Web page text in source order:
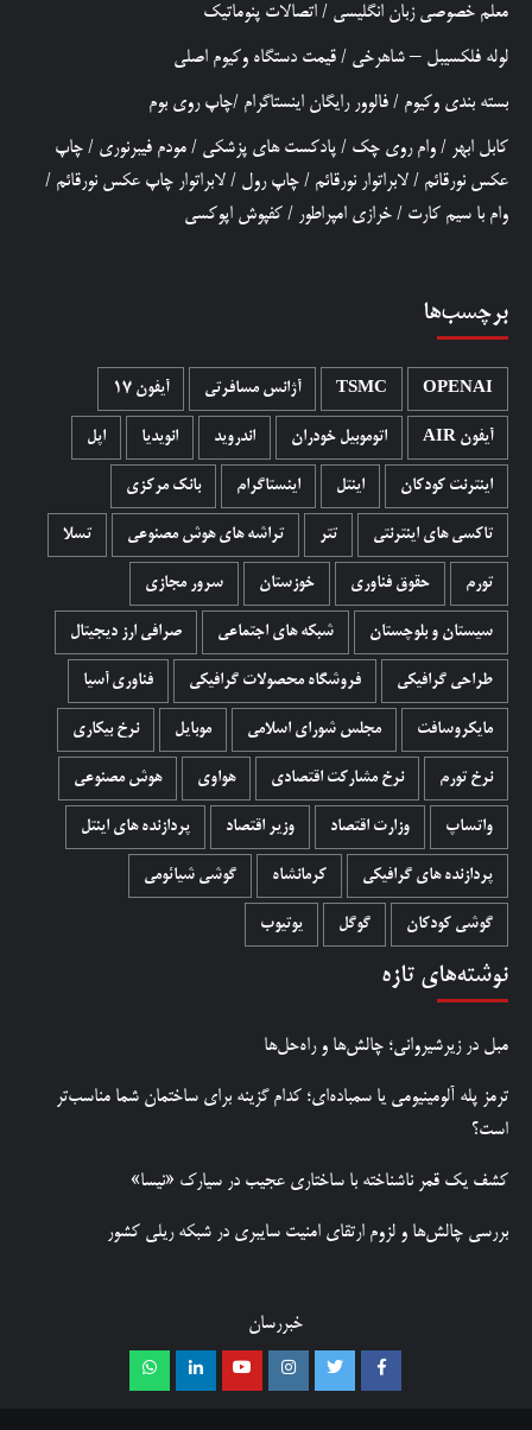
معلم خصوصی زبان انگلیسی / اتصالات پنوماتیک
لوله فلکسیبل – شاهرخی / قیمت دستگاه وکیوم اصلی
بسته بندی وکیوم / فالوور رایگان اینستاگرام /چاپ روی بوم
کابل ابهر / وام روی چک / پادکست های پزشکی / مودم فیبرنوری / چاپ
عکس نورقائم / لابراتوار نورقائم / چاپ رول / لابراتوار چاپ عکس نورقائم /
وام با سیم کارت / خرازی امپراطور / کفپوش اپوکسی
برچسب‌ها
OPENAI
TSMC آژانس مسافرتی آیفون 17
آیفون AIR اتوموبیل خودران اندروید انویدیا اپل
اینترنت کودکان اینتل اینستاگرام بانک مرکزی
تاکسی های اینترنتی تتر تراشه های هوش مصنوعی تسلا
تورم حقوق فناوری خوزستان سرور مجازی
سیستان و بلوچستان شبکه های اجتماعی صرافی ارز دیجیتال
طراحی گرافیکی فروشگاه محصولات گرافيکی فناوری آسیا
مایکروسافت مجلس شورای اسلامی موبایل نرخ بیکاری
نرخ تورم نرخ مشارکت اقتصادی هواوی هوش مصنوعی
واتساپ وزارت اقتصاد وزیر اقتصاد پردازنده های اینتل
پردازنده های گرافیکی کرمانشاه گوشی شیائومی
گوشی کودکان گوگل یوتیوب
نوشته‌های تازه
مبل در زیرشیروانی؛ چالش‌ها و راه‌حل‌ها
ترمز پله آلومینیومی یا سمباده‌ای؛ کدام گزینه برای ساختمان شما مناسب‌تر
است؟
کشف یک قمر ناشناخته با ساختاری عجیب در سیارک «نیسا»
بررسی چالش‌ها و لزوم ارتقای امنیت سایبری در شبکه ریلی کشور
خبررسان
Facebook
Twitter
Instagram
Youtube
Linkedin
Whatsapp